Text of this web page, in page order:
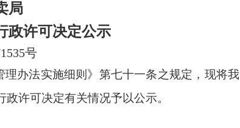
局
政许可决定公示
号
办法实施细则》第七十一条之规定，现将我
许可决定有关情况予以公示。